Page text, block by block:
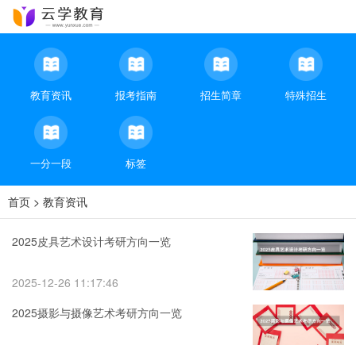
教育资讯 报考指南 招生简章 特殊招生
一分一段 标签
首页 > 教育资讯
2025皮具艺术设计考研方向一览
2025-12-26 11:17:46
2025摄影与摄像艺术考研方向一览